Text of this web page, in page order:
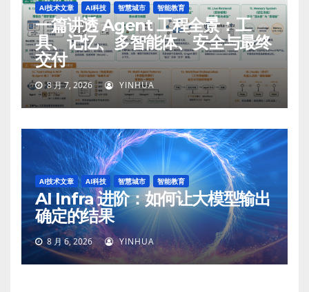
AI技术文章 AI科技 智慧城市 智能教育
一篇讲透 Agent 工程全景：工
具、记忆、多智能体、安全与最终
交付
8 月 7, 2026 YINHUA
AI技术文章 AI科技 智慧城市 智能教育
AI Infra 进阶：如何让大模型输出
确定的结果
8 月 6, 2026 YINHUA